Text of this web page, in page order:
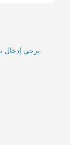
يرجى إدخال بريدك الإلكتروني وسنقوم بإعلامك عند إعادة تنشيطه.